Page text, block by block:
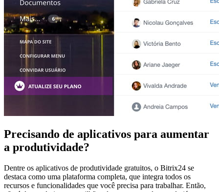
Precisando de aplicativos para aumentar
a produtividade?
Dentre os aplicativos de produtividade gratuitos, o Bitrix24 se
destaca como uma plataforma completa, que integra todos os
recursos e funcionalidades que você precisa para trabalhar. Então,